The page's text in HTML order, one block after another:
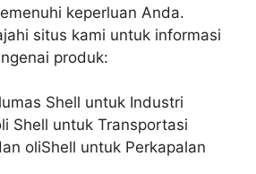
keperluan Anda.
situs kami untuk informasi
produk:
Shell untuk Industri
Shell untuk Transportasi
oliShell untuk Perkapalan